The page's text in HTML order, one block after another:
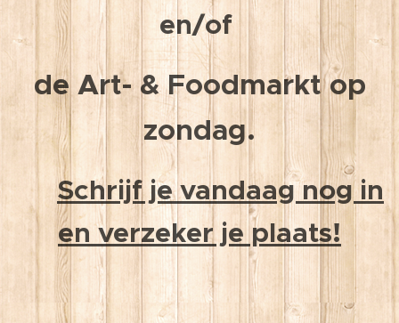
en/of
de Art- & Foodmarkt op
zondag.
👉Schrijf je vandaag nog in
en verzeker je plaats!